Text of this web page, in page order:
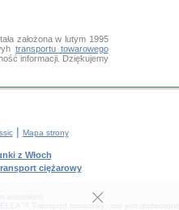
założona w lutym 1995
transportu towarowego
informacji. Dziękujemy
| Mapa strony
z Włoch
ciężarowy
Transport towarowy'- nie jest dozwolone.